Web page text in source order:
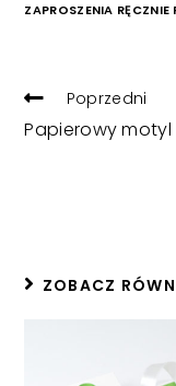
ZAPROSZENIA RĘCZNIE
READ
MORE
ARTICLES
Poprzedni
Papierowy motyl
ZOBACZ